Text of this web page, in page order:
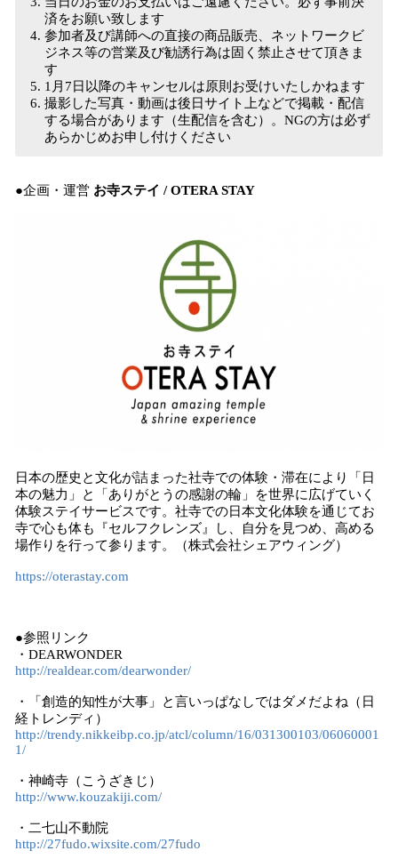
済をお願い致します
参加者及び講師への直接の商品販売、ネットワークビ
ジネス等の営業及び勧誘行為は固く禁止させて頂きま
す
1月7日以降のキャンセルは原則お受けいたしかねます
撮影した写真・動画は後日サイト上などで掲載・配信
する場合があります（生配信を含む）。NGの方は必ず
あらかじめお申し付けください
●企画・運営 お寺ステイ / OTERA STAY
日本の歴史と文化が詰まった社寺での体験・滞在により「日
本の魅力」と「ありがとうの感謝の輪」を世界に広げていく
体験ステイサービスです。社寺での日本文化体験を通じてお
寺で心も体も『セルフクレンズ』し、自分を見つめ、高める
場作りを行って参ります。（株式会社シェアウィング）
https://oterastay.com
●参照リンク
・DEARWONDER
http://realdear.com/dearwonder/
・「創造的知性が大事」と言いっぱなしではダメだよね（日
経トレンディ）
http://trendy.nikkeibp.co.jp/atcl/column/16/031300103/06060001
1/
・神崎寺（こうざきじ）
http://www.kouzakiji.com/
・二七山不動院
http://27fudo.wixsite.com/27fudo